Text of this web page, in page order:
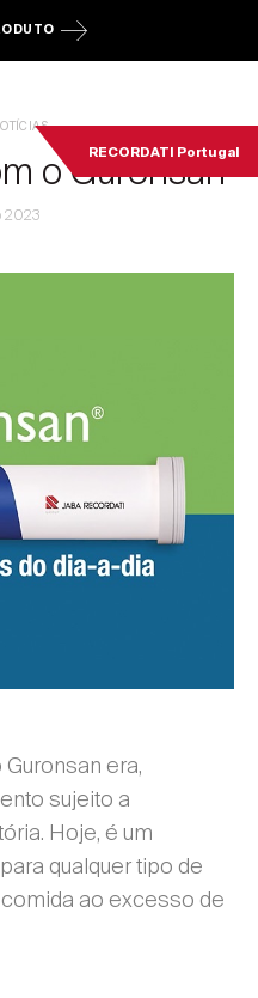
RECORDATI Portugal
o Guronsan
2023
era,
sujeito a
Hoje, é um
qualquer tipo de
ao excesso de